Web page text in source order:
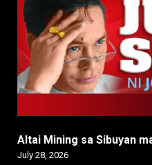
Altai Mining sa Sibuyan
July 28, 2026